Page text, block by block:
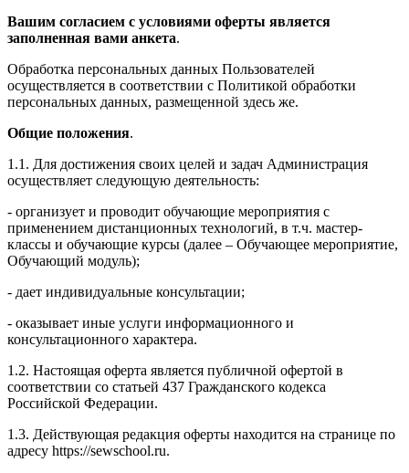
Вашим согласием с условиями оферты является
заполненная вами анкета.
Обработка персональных данных Пользователей
осуществляется в соответствии с Политикой обработки
персональных данных, размещенной здесь же.
Общие положения.
1.1. Для достижения своих целей и задач Администрация
осуществляет следующую деятельность:
- организует и проводит обучающие мероприятия с
применением дистанционных технологий, в т.ч. мастер-
классы и обучающие курсы (далее – Обучающее мероприятие,
Обучающий модуль);
- дает индивидуальные консультации;
- оказывает иные услуги информационного и
консультационного характера.
1.2. Настоящая оферта является публичной офертой в
соответствии со статьей 437 Гражданского кодекса
Российской Федерации.
1.3. Действующая редакция оферты находится на странице по
адресу https://sewschool.ru.